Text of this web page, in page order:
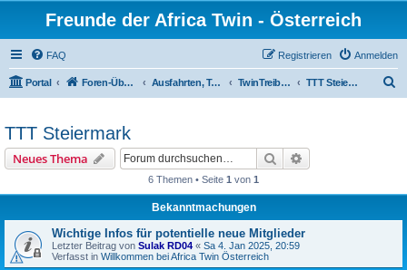
Freunde der Africa Twin - Österreich
FAQ Anmelden
Registrieren
Portal Foren-Übersicht Ausfahrten, Treffen und Reisen TwinTreiberTreffen TTT Steiermark
TTT Steiermark
Neues Thema Suche
6 Themen • Seite 1 von 1
Bekanntmachungen
Wichtige Infos für potentielle neue Mitglieder
Letzter Beitrag von Sulak RD04 « Sa 4. Jan 2025, 20:59
Verfasst in Willkommen bei Africa Twin Österreich